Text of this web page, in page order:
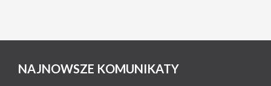
NAJNOWSZE KOMUNIKATY